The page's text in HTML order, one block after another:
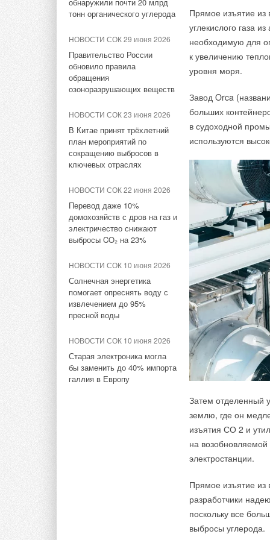
обнаружили почти 20 млрд
тонн органического углерода
НОВОСТИ СОК 29 июня 2026
Правительство России
обновило правила
обращения
озоноразрушающих веществ
НОВОСТИ СОК 23 июня 2026
В Китае принят трёхлетний
план мероприятий по
сокращению выбросов в
ключевых отраслях
НОВОСТИ СОК 22 июня 2026
Перевод даже 10%
домохозяйств с дров на газ и
электричество снижают
выбросы CO₂ на 23%
НОВОСТИ СОК 10 июня 2026
Солнечная энергетика
помогает опреснять воду с
извлечением до 95%
пресной воды
НОВОСТИ СОК 10 июня 2026
Старая электроника могла
бы заменить до 40% импорта
галлия в Европу
Прямое изъятие из
углекислого газа
необходимую для
к увеличению
уровня моря.
Завод Orca
больших
в судоходной
используются
Затем отделенный
землю, где он
изъятия СО 2 и
на
электростанции.
Прямое изъятие из
разработчики
поскольку все
выбросы углерода.
площадку
НОВОСТИ СОК 29 июля 2026
Stiebel Eltron — спонсирует
международные
соревнования
Ридан объявил о старте
продаж автоматического
балансировочного клапана
НОВОСТИ СОК 27 июля 2026
работу насосов для тёплых
полов
НОВОСТИ СОК 24 июля 2026
Kermi представила станцию
PRO E
дополняют
топливе. Однако,
электрификации
на тепловые
в отоплении.
Тепловые насосы
они предлагают
обслуживает весь
не требуют от
двух отдельных
в обслуживании
и избавляет
заменять вторую
насосы для всего
выбросов и будут
будет в
В рамках
выбрали газ, или
были бы работать
вознаграждение в
системы на
отопления.
оказывала более
эффективности
выделены на 68
которых 31 был
кмодернизации.
всего дома
строительства,
заключают в
завершения
Климатические системы»
2024
Охлаждение ЦОДов: новинки
на Форуме ЦОД
НОВОСТИ СОК 16 августа
Видеообзор кондиционера
BUSHIDO Inverter
НОВОСТИ СОК 16 августа
2023
для VRF-систем
Увлажнители
украшением
Дизайн.
воздуха ROYAL
в себя приборы
функционалом:
ночное
стерилизация,
Безопасность и
разработаны с
качество
позволяют
Ассортимент
Бриз - Климатические системы Бренд Royal
В этой теме еще нет комментариев